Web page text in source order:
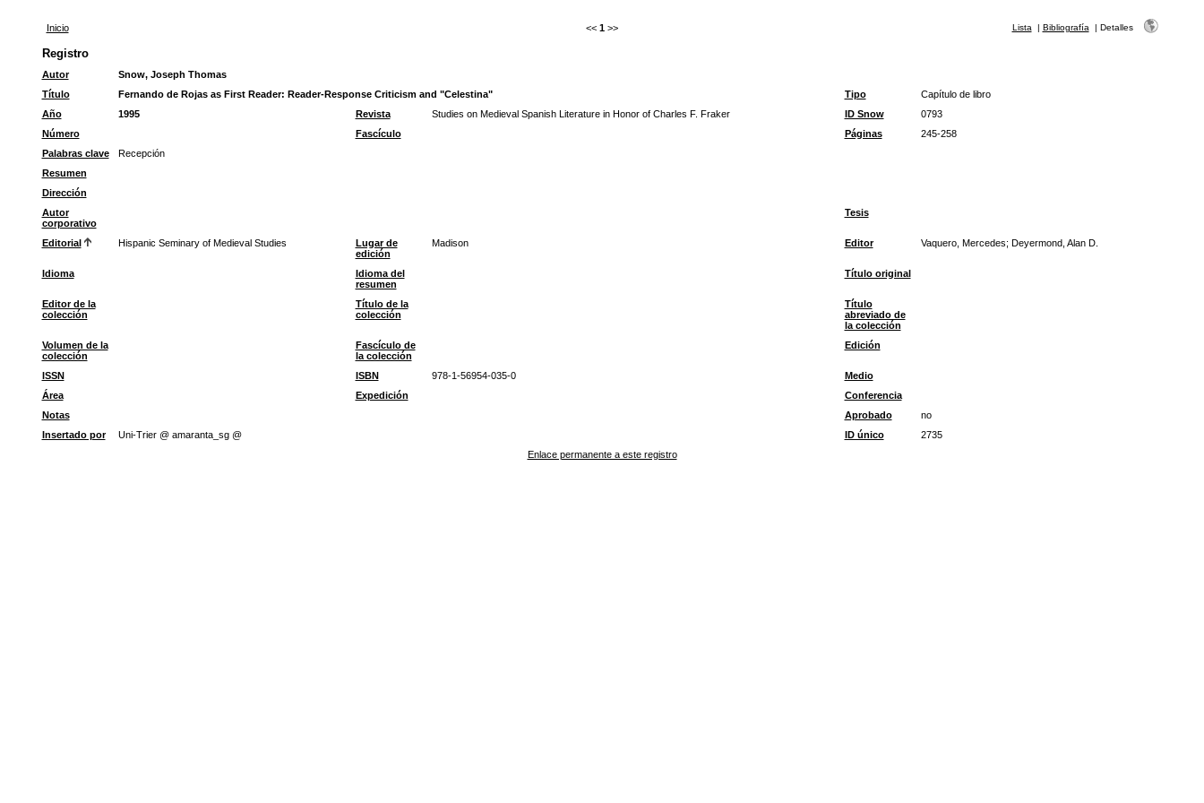
Inicio << 1 >> Lista | Bibliografía | Detalles
Registro
Autor
Snow, Joseph Thomas
Título
Fernando de Rojas as First Reader: Reader-Response Criticism and "Celestina" Tipo
Capítulo de libro
Año
1995 Revista Studies on Medieval Spanish Literature in Honor of Charles F. Fraker ID Snow
0793
Número
Fascículo Páginas
245-258
Palabras clave
Recepción
Resumen
Dirección
Autor
corporativo
Tesis
Editorial Hispanic Seminary of Medieval Studies
Lugar de
edición
Madison Editor Vaquero, Mercedes; Deyermond, Alan D.
Idioma
Idioma del
resumen
Título original
Editor de la
colección
Título de la
colección
Título
abreviado de
la colección
Volumen de la
colección
Fascículo de
la colección
Edición
ISSN ISBN 978-1-56954-035-0
Medio
Área
Expedición
Conferencia
Notas
Aprobado
no
Insertado por
Uni-Trier @ amaranta_sg @ ID único
2735
Enlace permanente a este registro